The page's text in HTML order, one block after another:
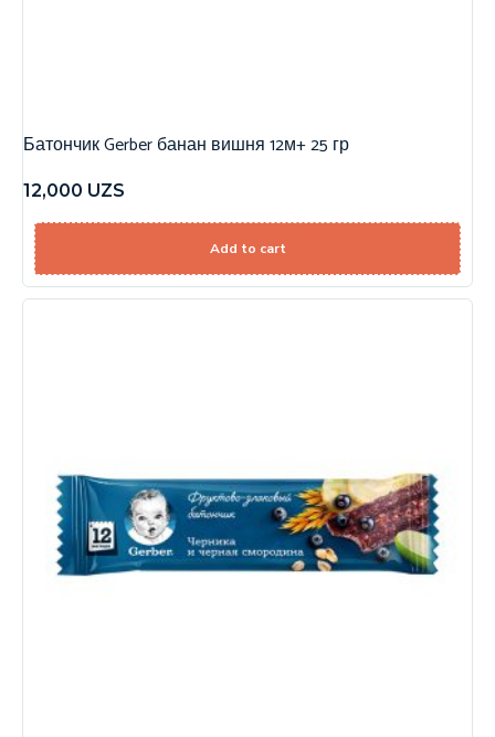
Батончик Gerber банан вишня 12м+ 25 гр
12,000 UZS
Add to cart